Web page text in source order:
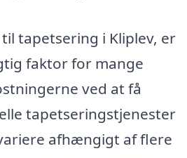
tapetsering i Kliplev, er
faktor for mange
ved at få
tapetseringstjenester
afhængigt af flere